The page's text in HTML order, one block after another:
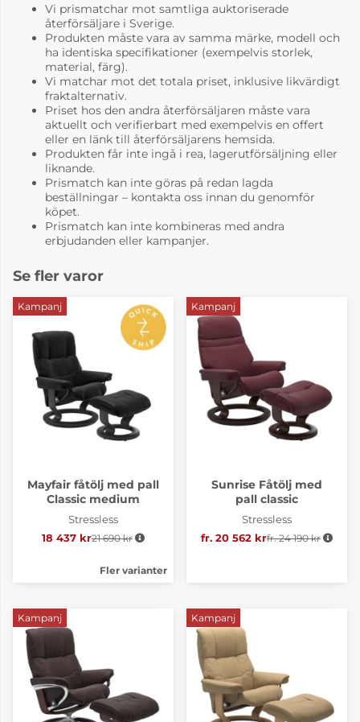
Vi prismatchar mot samtliga auktoriserade
återförsäljare i Sverige.
Produkten måste vara av samma märke, modell och
ha identiska specifikationer (exempelvis storlek,
material, färg).
Vi matchar mot det totala priset, inklusive likvärdigt
fraktalternativ.
Priset hos den andra återförsäljaren måste vara
aktuellt och verifierbart med exempelvis en offert
eller en länk till återförsäljarens hemsida.
Produkten får inte ingå i rea, lagerutförsäljning eller
liknande.
Prismatch kan inte göras på redan lagda
beställningar – kontakta oss innan du genomför
köpet.
Prismatch kan inte kombineras med andra
erbjudanden eller kampanjer.
Se fler varor
Kampanj
Mayfair fåtölj med pall
Classic medium
Stressless
18 437 krOrdinarie pris:
21 690 kr
Fler varianter
Kampanj
Sunrise Fåtölj med
pall classic
Stressless
fr. 20 562 krOrdinarie pris:
fr. 24 190 kr
Kampanj Kampanj